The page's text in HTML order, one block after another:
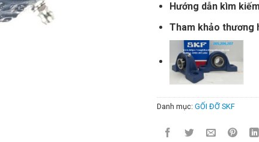
Hướng dẫn kìm
Tham khảo thương
Danh mục: GỐI ĐỠ SKF